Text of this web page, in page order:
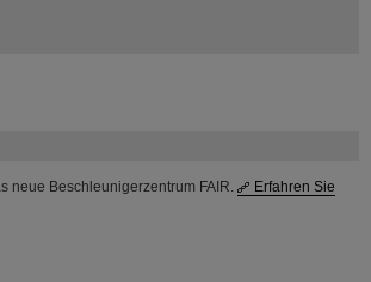
neue Beschleunigerzentrum FAIR.
Erfahren Sie